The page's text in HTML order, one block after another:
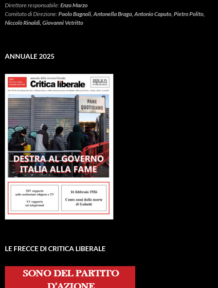
Direttore responsabile:Enzo Marzo
Comitato di Direzione:Paolo Bagnoli, Antonella Braga, Antonio Caputo, Pietro Polito,
Niccolò Rinaldi, Giovanni Vetritto
ANNUALE 2025
LE FRECCE DI CRITICA LIBERALE